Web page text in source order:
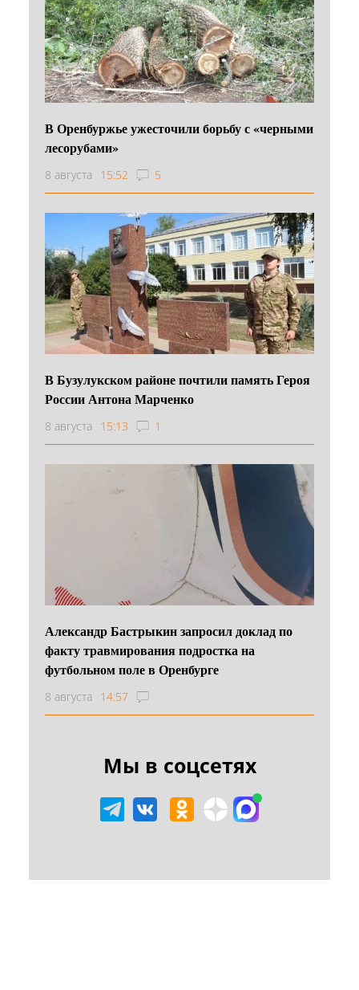
В Оренбуржье ужесточили борьбу с «черными
лесорубами»
8 августа 15:52 5
В Бузулукском районе почтили память Героя
России Антона Марченко
8 августа 15:13 1
Александр Бастрыкин запросил доклад по
факту травмирования подростка на
футбольном поле в Оренбурге
8 августа 14:57
Мы в соцсетях